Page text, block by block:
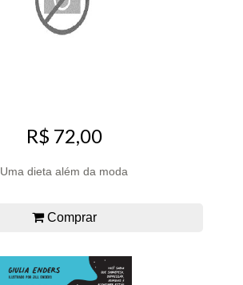
R$ 72,00
Uma dieta além da moda
Comprar